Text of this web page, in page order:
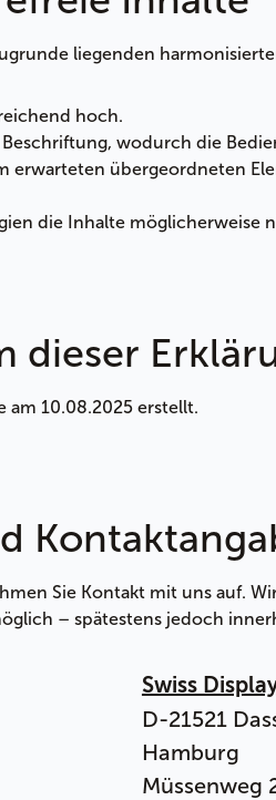
liegenden
hoch.
wodurch die
erwarteten übergeordneten
die Inhalte möglicherweise
dieser
am 10.08.2025 erstellt.
Sie Kontakt mit uns auf.
– spätestens jedoch
Swiss
D-21521
Hamburg
Müssenweg